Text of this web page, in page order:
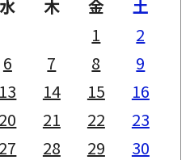
水 木 金
土
1
2
6 7 8
9
13 14 15
16
20 21 22
23
27 28 29
30